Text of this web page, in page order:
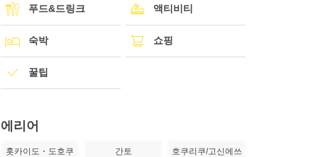
푸드&드링크 액티비티
숙박 쇼핑
꿀팁
에리어
홋카이도・도호쿠 간토 호쿠리쿠/고신에쓰